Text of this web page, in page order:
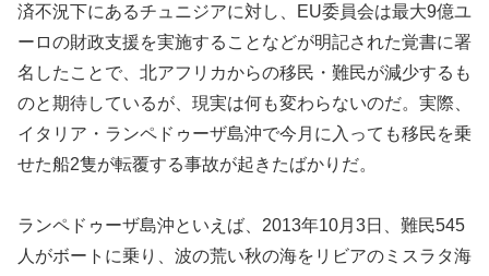
済不況下にあるチュニジアに対し、EU委員会は最大9億ユ
ーロの財政支援を実施することなどが明記された覚書に署
名したことで、北アフリカからの移民・難民が減少するも
のと期待しているが、現実は何も変わらないのだ。実際、
イタリア・ランペドゥーザ島沖で今月に入っても移民を乗
せた船2隻が転覆する事故が起きたばかりだ。
ランペドゥーザ島沖といえば、2013年10月3日、難民545
人がボートに乗り、波の荒い秋の海をリビアのミスラタ海